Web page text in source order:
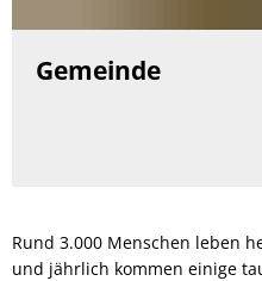
Gemeinde
Rund 3.000 Menschen leben
und jährlich kommen einige